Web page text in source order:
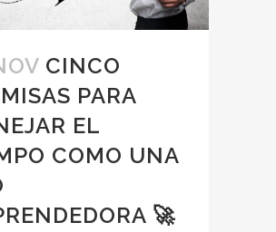
CINCO
PARA
EL
COMO UNA
🚀